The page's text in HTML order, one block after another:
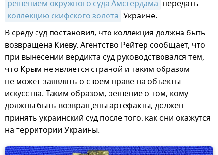
решением окружного суда Амстердама передать
коллекцию скифского золота Украине.
В среду суд постановил, что коллекция должна быть
возвращена Киеву. Агентство Рейтер сообщает, что
при вынесении вердикта суд руководствовался тем,
что Крым не является страной и таким образом
не может заявлять о своем праве на объекты
искусства. Таким образом, решение о том, кому
должны быть возвращены артефакты, должен
принять украинский суд после того, как они окажутся
на территории Украины.